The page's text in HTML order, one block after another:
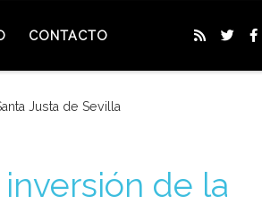
CONTACTO
Justa de Sevilla
de la